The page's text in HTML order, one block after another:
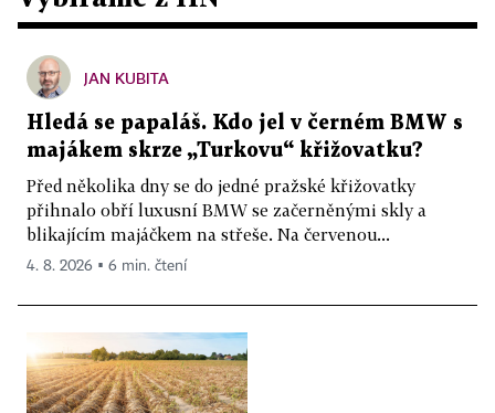
JAN KUBITA
Hledá se papaláš. Kdo jel v černém BMW s
majákem skrze „Turkovu“ křižovatku?
Před několika dny se do jedné pražské křižovatky
přihnalo obří luxusní BMW se začerněnými skly a
blikajícím majáčkem na střeše. Na červenou...
4. 8. 2026 ▪ 6 min. čtení